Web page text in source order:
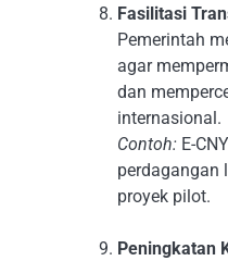
Fasilitasi
Pemerintah
agar
dan
internasional.
Contoh: E-
perdagangan
proyek pilot.
Peningkatan